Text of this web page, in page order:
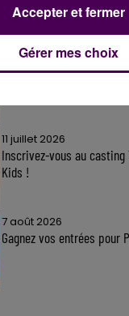
7 août 2026
Gagnez vos pass pour le
11 juillet 2026
Inscrivez-vous au casting
Kids !
7 août 2026
Gagnez vos entrées pour
Gérer mes choix
Accepter et fermer